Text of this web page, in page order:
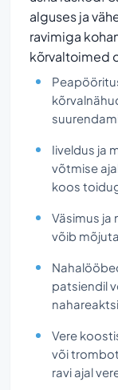
alguses ja
ravimiga
kõrvaltoimed
Iiveldus ja
võtmise
koos
Väsimus ja
võib
patsiendil
Vere
või
ravi ajal